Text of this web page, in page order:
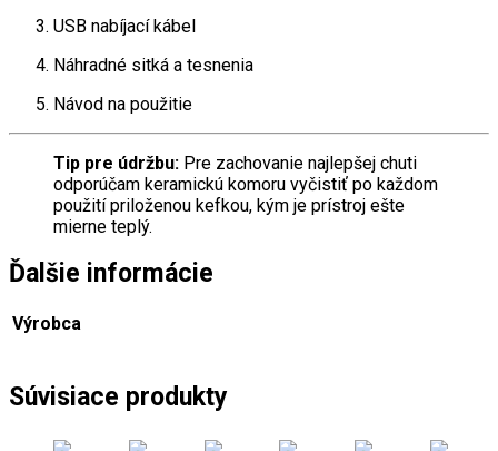
USB nabíjací kábel
Náhradné sitká a tesnenia
Návod na použitie
Tip pre údržbu: Pre zachovanie najlepšej chuti
odporúčam keramickú komoru vyčistiť po každom
použití priloženou kefkou, kým je prístroj ešte
mierne teplý.
Ďalšie informácie
Výrobca
Súvisiace produkty